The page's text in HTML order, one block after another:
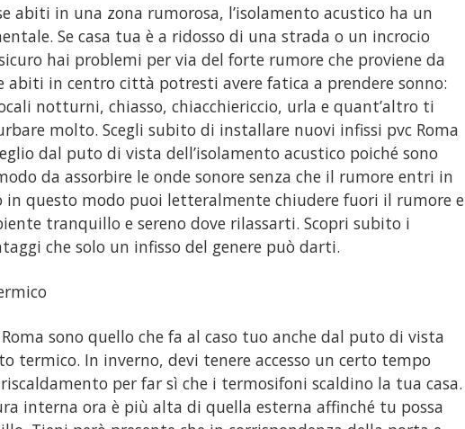
abiti in una zona rumorosa, l’isolamento acustico ha un
Se casa tua è a ridosso di una strada o un incrocio
hai problemi per via del forte rumore che proviene da
abiti in centro città potresti avere fatica a prendere sonno:
notturni, chiasso, chiacchiericcio, urla e quant’altro ti
molto. Scegli subito di installare nuovi infissi pvc Roma
dal puto di vista dell’isolamento acustico poiché sono
da assorbire le onde sonore senza che il rumore entri in
in questo modo puoi letteralmente chiudere fuori il rumore e
tranquillo e sereno dove rilassarti. Scopri subito i
che solo un infisso del genere può darti.
sono quello che fa al caso tuo anche dal puto di vista
termico. In inverno, devi tenere accesso un certo tempo
per far sì che i termosifoni scaldino la tua casa.
interna ora è più alta di quella esterna affinché tu possa